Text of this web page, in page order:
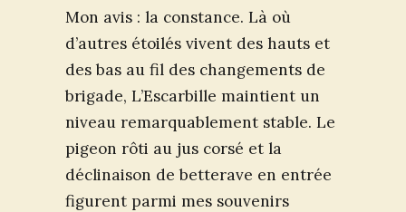
Mon avis : la constance. Là où
d’autres étoilés vivent des hauts et
des bas au fil des changements de
brigade, L’Escarbille maintient un
niveau remarquablement stable. Le
pigeon rôti au jus corsé et la
déclinaison de betterave en entrée
figurent parmi mes souvenirs